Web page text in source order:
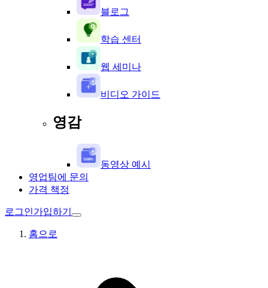
블로그
학습 센터
웹 세미나
비디오 가이드
영감
동영상 예시
영업팀에 문의
가격 책정
로그인가입하기
홈으로